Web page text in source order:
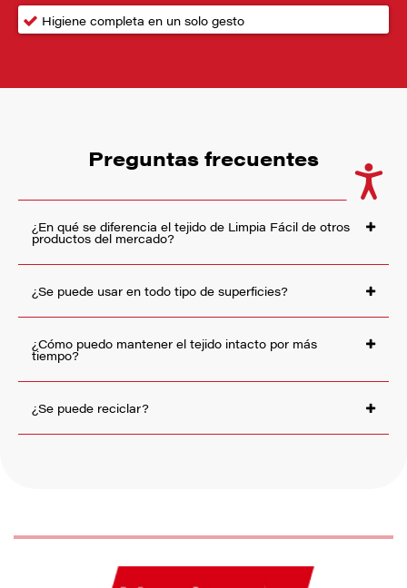
Higiene completa en un solo gesto
Preguntas frecuentes
¿En qué se diferencia el tejido de Limpia Fácil de otros
productos del mercado?
¿Se puede usar en todo tipo de superficies?
¿Cómo puedo mantener el tejido intacto por más
tiempo?
¿Se puede reciclar?